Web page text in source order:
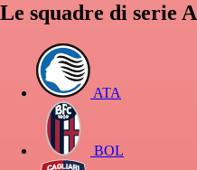
Le squadre di serie A
ATA
BOL